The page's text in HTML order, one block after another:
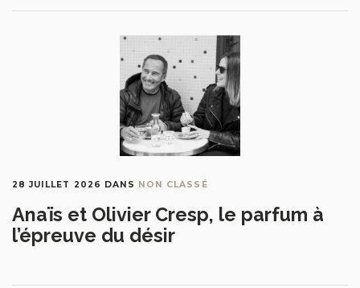
28 JUILLET 2026 DANS NON CLASSÉ
Anaïs et Olivier Cresp, le parfum à
l’épreuve du désir